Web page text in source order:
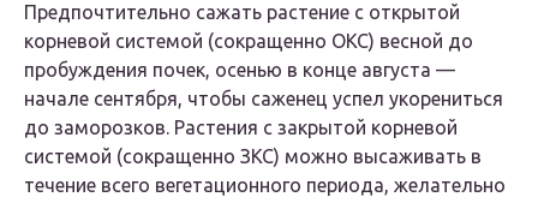
Предпочтительно сажать растение с открытой
корневой системой (сокращенно ОКС) весной до
пробуждения почек, осенью в конце августа —
начале сентября, чтобы саженец успел укорениться
до заморозков. Растения с закрытой корневой
системой (сокращенно ЗКС) можно высаживать в
течение всего вегетационного периода, желательно